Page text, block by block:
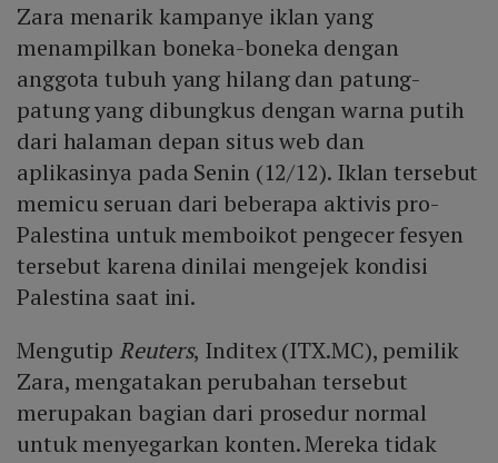
Zara menarik kampanye iklan yang
menampilkan boneka-boneka dengan
anggota tubuh yang hilang dan patung-
patung yang dibungkus dengan warna putih
dari halaman depan situs web dan
aplikasinya pada Senin (12/12). Iklan tersebut
memicu seruan dari beberapa aktivis pro-
Palestina untuk memboikot pengecer fesyen
tersebut karena dinilai mengejek kondisi
Palestina saat ini.
Mengutip Reuters, Inditex (ITX.MC), pemilik
Zara, mengatakan perubahan tersebut
merupakan bagian dari prosedur normal
untuk menyegarkan konten. Mereka tidak